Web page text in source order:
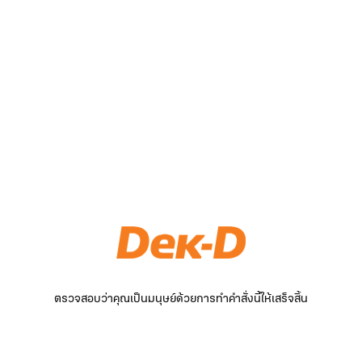
ตรวจสอบว่าคุณเป็นมนุษย์ด้วยการทำคำสั่งนี้ให้เสร็จสิ้น